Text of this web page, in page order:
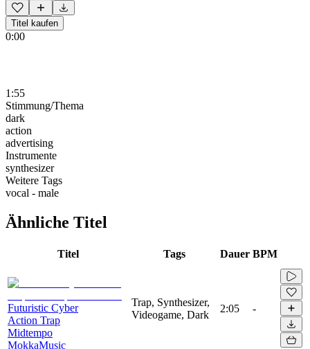
Titel kaufen
0:00
1:55
Stimmung/Thema
dark
action
advertising
Instrumente
synthesizer
Weitere Tags
vocal - male
Ähnliche Titel
Titel Tags Dauer BPM
Futuristic Cyber
Action Trap
Midtempo
MokkaMusic
Trap, Synthesizer,
Videogame, Dark
2:05 -